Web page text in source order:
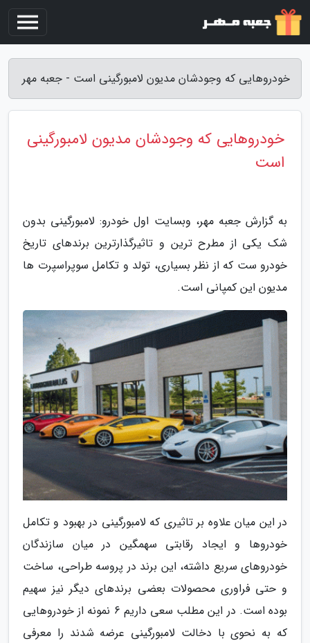
خودروهایی که وجودشان مدیون لامبورگینی است - جعبه مهر
خودروهایی که وجودشان مدیون لامبورگینی
است
به گزارش جعبه مهر، وبسایت اول خودرو: لامبورگینی بدون
شک یکی از مطرح ترین و تاثیرگذارترین برندهای تاریخ
خودرو ست که از نظر بسیاری، تولد و تکامل سوپراسپرت ها
مدیون این کمپانی است.
در این میان علاوه بر تاثیری که لامبورگینی در بهبود و تکامل
خودروها و ایجاد رقابتی سهمگین در میان سازندگان
خودروهای سریع داشته، این برند در پروسه طراحی، ساخت
و حتی فراوری محصولات بعضی برندهای دیگر نیز سهیم
بوده است. در این مطلب سعی داریم 6 نمونه از خودروهایی
که به نحوی با دخالت لامبورگینی عرضه شدند را معرفی